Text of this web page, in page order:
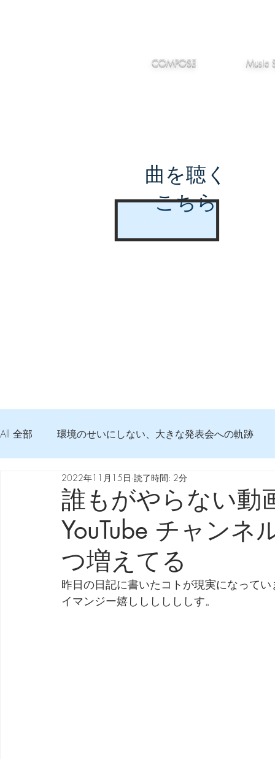
COMPOSE Music
曲を聴く
こちら
All 全部 環境のせいにしない、大きな発表会への軌跡
弦交換の記録 DTM 始める 知っておきたいコト
Imanjy Studio 使われているモノ 食べんじーの美味
劇団 Avan 劇伴が出来るまでを追ったドキュメンタリー
誰もがやらない動
YouTube チャンネ
つ増えてる
2022年11月15日 読了時間: 2分
昨日の日記に書いたコトが現実になってい
イマンジー嬉ししししししす。